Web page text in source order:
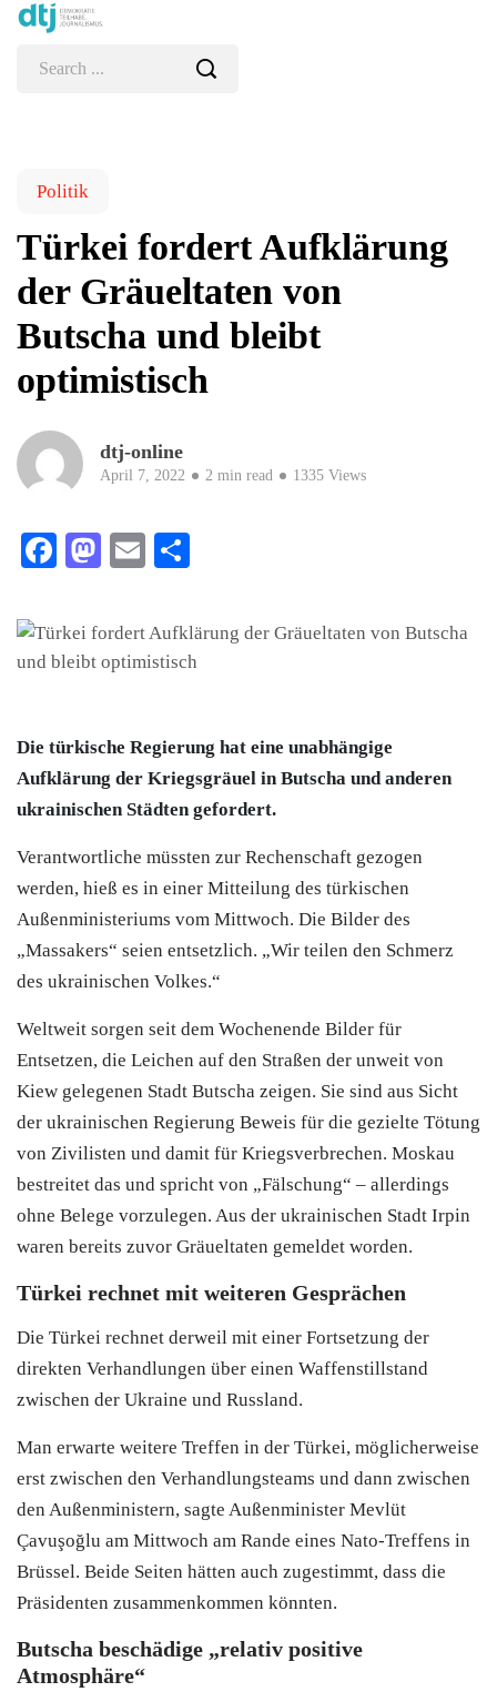
Politik
Türkei fordert Aufklärung
der Gräueltaten von
Butscha und bleibt
optimistisch
dtj-online
April 7, 2022 2 min read 1335 Views
Facebook
Mastodon
Email
Die türkische Regierung hat eine unabhängige
Aufklärung der Kriegsgräuel in Butscha und anderen
ukrainischen Städten gefordert.
Verantwortliche müssten zur Rechenschaft gezogen
werden, hieß es in einer Mitteilung des türkischen
Außenministeriums vom Mittwoch. Die Bilder des
„Massakers“ seien entsetzlich. „Wir teilen den Schmerz
des ukrainischen Volkes.“
Weltweit sorgen seit dem Wochenende Bilder für
Entsetzen, die Leichen auf den Straßen der unweit von
Kiew gelegenen Stadt Butscha zeigen. Sie sind aus Sicht
der ukrainischen Regierung Beweis für die gezielte Tötung
von Zivilisten und damit für Kriegsverbrechen. Moskau
bestreitet das und spricht von „Fälschung“ – allerdings
ohne Belege vorzulegen. Aus der ukrainischen Stadt Irpin
waren bereits zuvor Gräueltaten gemeldet worden.
Türkei rechnet mit weiteren Gesprächen
Die Türkei rechnet derweil mit einer Fortsetzung der
direkten Verhandlungen über einen Waffenstillstand
zwischen der Ukraine und Russland.
Man erwarte weitere Treffen in der Türkei, möglicherweise
erst zwischen den Verhandlungsteams und dann zwischen
den Außenministern, sagte Außenminister Mevlüt
Çavuşoğlu am Mittwoch am Rande eines Nato-Treffens in
Brüssel. Beide Seiten hätten auch zugestimmt, dass die
Präsidenten zusammenkommen könnten.
Butscha beschädige „relativ positive
Atmosphäre“